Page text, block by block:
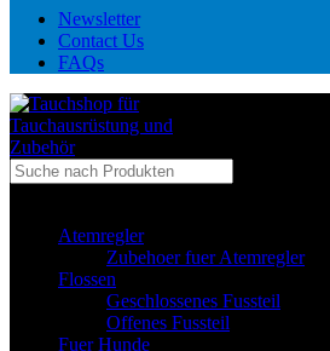
Newsletter
Contact Us
FAQs
Atemregler
Zubehoer fuer Atemregler
Flossen
Geschlossenes Fussteil
Offenes Fussteil
Fuer Hunde